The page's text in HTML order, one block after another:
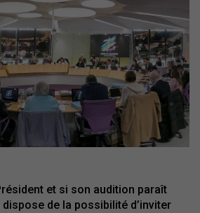
et si son audition paraît
de la possibilité d’inviter